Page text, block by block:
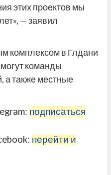
этих проектов мы
— заявил
комплексом в Глдани
команды
а также местные
подписаться
перейти и